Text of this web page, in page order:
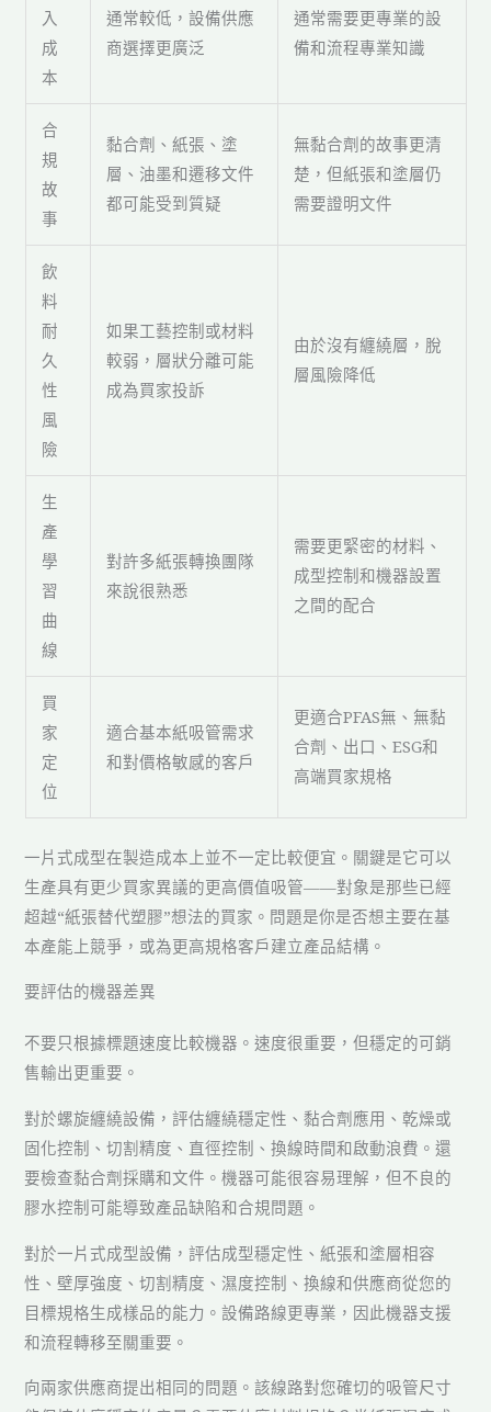
入
成
本
通常較低，設備供應
商選擇更廣泛
通常需要更專業的設
備和流程專業知識
合
規
故
事
黏合劑、紙張、塗
層、油墨和遷移文件
都可能受到質疑
無黏合劑的故事更清
楚，但紙張和塗層仍
需要證明文件
飲
料
耐
久
性
風
險
如果工藝控制或材料
較弱，層狀分離可能
成為買家投訴
由於沒有纏繞層，脫
層風險降低
生
產
學
習
曲
線
對許多紙張轉換團隊
來說很熟悉
需要更緊密的材料、
成型控制和機器設置
之間的配合
買
家
定
位
適合基本紙吸管需求
和對價格敏感的客戶
更適合PFAS無、無黏
合劑、出口、ESG和
高端買家規格
一片式成型在製造成本上並不一定比較便宜。關鍵是它可以
生產具有更少買家異議的更高價值吸管——對象是那些已經
超越“紙張替代塑膠”想法的買家。問題是你是否想主要在基
本產能上競爭，或為更高規格客戶建立產品結構。
要評估的機器差異
不要只根據標題速度比較機器。速度很重要，但穩定的可銷
售輸出更重要。
對於螺旋纏繞設備，評估纏繞穩定性、黏合劑應用、乾燥或
固化控制、切割精度、直徑控制、換線時間和啟動浪費。還
要檢查黏合劑採購和文件。機器可能很容易理解，但不良的
膠水控制可能導致產品缺陷和合規問題。
對於一片式成型設備，評估成型穩定性、紙張和塗層相容
性、壁厚強度、切割精度、濕度控制、換線和供應商從您的
目標規格生成樣品的能力。設備路線更專業，因此機器支援
和流程轉移至關重要。
向兩家供應商提出相同的問題。該線路對您確切的吸管尺寸